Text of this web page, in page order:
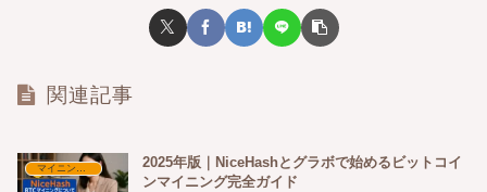
関連記事
2025年版｜NiceHashとグラボで始めるビットコイ
ンマイニング完全ガイド